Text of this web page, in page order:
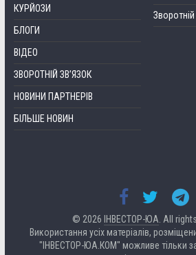
КУРЙОЗИ
БЛОГИ
ВІДЕО
ЗВОРОТНІЙ ЗВ’ЯЗОК
НОВИНИ ПАРТНЕРІВ
БІЛЬШЕ НОВИН
Зворотній
© 2026 ІНВЕСТОР-ЮА . All
Використання усіх матеріалів,
"ІНВЕСТОР-ЮА.КОМ" можливе тільки